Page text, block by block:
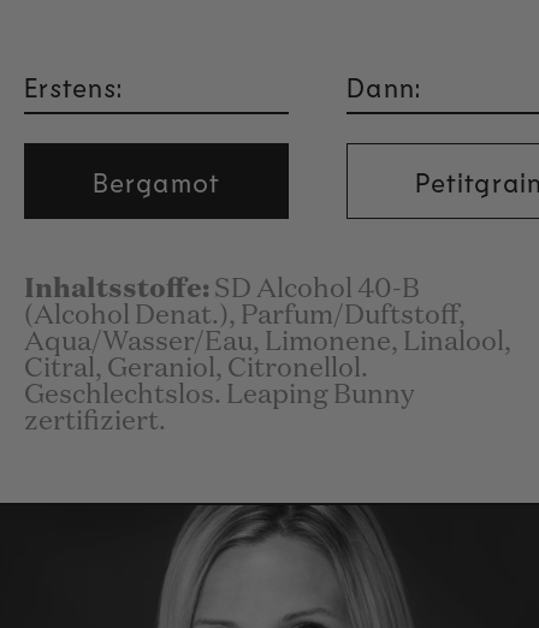
Erstens:
Bergamot
Dann:
Inhaltsstoffe: SD Alcohol 40-B
(Alcohol Denat.), Parfum/Duftstoff,
Aqua/Wasser/Eau, Limonene, Linalool,
Citral, Geraniol, Citronellol.
Geschlechtslos. Leaping Bunny
zertifiziert.